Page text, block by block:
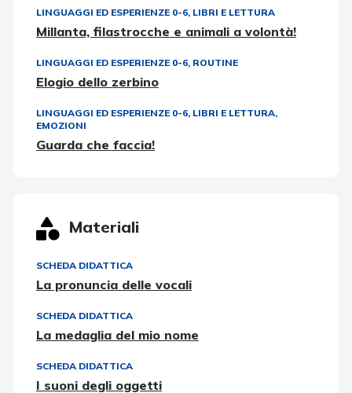
LINGUAGGI ED ESPERIENZE 0-6, LIBRI E LETTURA
Millanta, filastrocche e animali a volontà!
LINGUAGGI ED ESPERIENZE 0-6, ROUTINE
Elogio dello zerbino
LINGUAGGI ED ESPERIENZE 0-6, LIBRI E LETTURA,
EMOZIONI
Guarda che faccia!
Materiali
SCHEDA DIDATTICA
La pronuncia delle vocali
SCHEDA DIDATTICA
La medaglia del mio nome
SCHEDA DIDATTICA
I suoni degli oggetti